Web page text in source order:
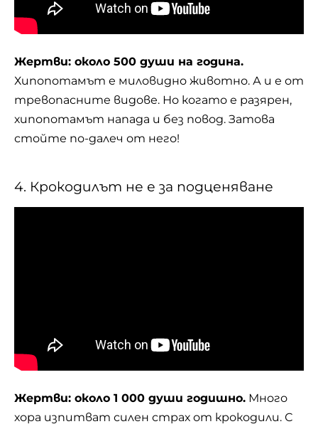
Жертви: около 500 души на година.
Хипопотамът е миловидно животно. А и е от
тревопасните видове. Но когато е разярен,
хипопотамът напада и без повод. Затова
стойте по-далеч от него!
4. Крокодилът не е за подценяване
Жертви: около 1 000 души годишно. Много
хора изпитват силен страх от крокодили. С